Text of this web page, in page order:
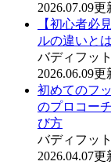
2026.07.09更
【初心者必
ルの違いと
バディフッ
2026.06.09更
初めてのフ
のプロコー
び方
バディフッ
2026.04.07更